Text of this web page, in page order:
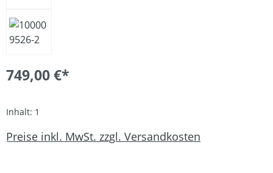
749,00 €*
Inhalt: 1
Preise inkl. MwSt. zzgl. Versandkosten